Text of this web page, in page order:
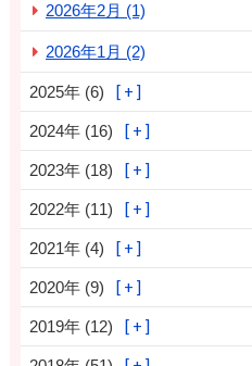
2026年2月 (1)
2026年1月 (2)
2025年 (6)
2024年 (16)
2023年 (18)
2022年 (11)
2021年 (4)
2020年 (9)
2019年 (12)